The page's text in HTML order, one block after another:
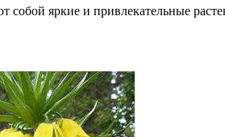
собой яркие и привлекательные